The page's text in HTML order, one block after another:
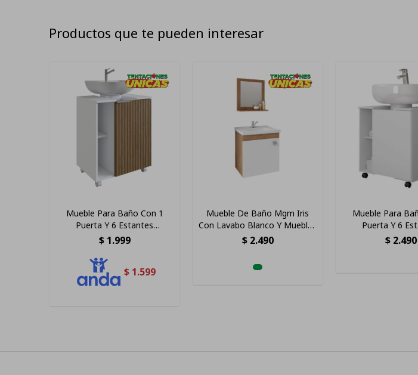
Productos que te pueden interesar
Mueble Para Baño Con 1
Puerta Y 6 Estantes
Organizadores Blanco/nogal
$ 1.999
$ 1.599
Mueble De Baño Mgm Iris
Con Lavabo Blanco Y Muebles
De Color Almendrado/blanco
$ 2.490
Mueble Para
Puerta Y 6
$ 2.490